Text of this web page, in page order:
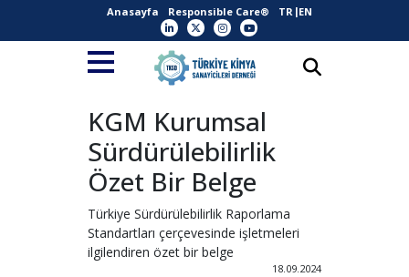
Anasayfa Responsible Care® TR EN
KGM Kurumsal
Sürdürülebilirlik
Özet Bir Belge
Türkiye Sürdürülebilirlik Raporlama
Standartları çerçevesinde işletmeleri
ilgilendiren özet bir belge
18.09.2024